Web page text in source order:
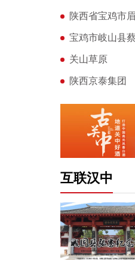
陕西省宝鸡市
宝鸡市岐山县
关山草原
陕西京泰集团
互联汉中